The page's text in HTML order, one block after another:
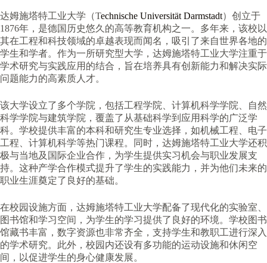
达姆施塔特工业大学（Technische Universität Darmstadt）创立于
1876年，是德国历史悠久的高等教育机构之一。多年来，该校以
其在工程和科技领域的卓越表现而闻名，吸引了来自世界各地的
学生和学者。作为一所研究型大学，达姆施塔特工业大学注重于
学术研究与实践应用的结合，旨在培养具有创新能力和解决实际
问题能力的高素质人才。
该大学设立了多个学院，包括工程学院、计算机科学学院、自然
科学学院与建筑学院，覆盖了从基础科学到应用科学的广泛学
科。学校提供丰富的本科和研究生专业选择，如机械工程、电子
工程、计算机科学等热门课程。同时，达姆施塔特工业大学还积
极与当地及国际企业合作，为学生提供实习机会与职业发展支
持。这种产学合作模式提升了学生的实践能力，并为他们未来的
职业生涯奠定了良好的基础。
在校园设施方面，达姆施塔特工业大学配备了现代化的实验室、
图书馆和学习空间，为学生的学习提供了良好的环境。学校图书
馆藏书丰富，数字资源也非常齐全，支持学生和教职工进行深入
的学术研究。此外，校园内还设有多功能的运动设施和休闲空
间，以促进学生的身心健康发展。